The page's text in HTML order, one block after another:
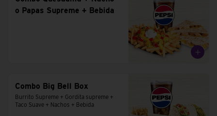
o Papas Supreme + Bebida
Combo Big Bell Box
Burrito Supreme + Gordita supreme +
Taco Suave + Nachos + Bebida